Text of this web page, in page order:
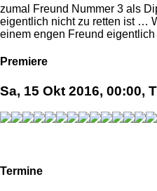
zumal Freund Nummer 3 als
eigentlich nicht zu retten ist …
einem engen Freund
Premiere
Sa, 15 Okt 2016, 00:00,
Termine